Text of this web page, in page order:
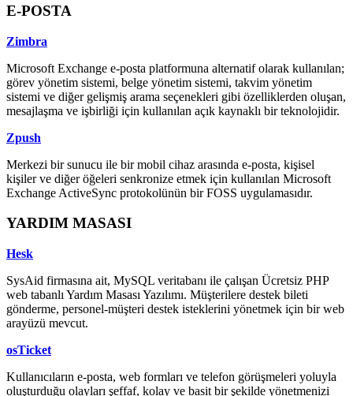
E-POSTA
Zimbra
Microsoft Exchange e-posta platformuna alternatif olarak kullanılan;
görev yönetim sistemi, belge yönetim sistemi, takvim yönetim
sistemi ve diğer gelişmiş arama seçenekleri gibi özelliklerden oluşan,
mesajlaşma ve işbirliği için kullanılan açık kaynaklı bir teknolojidir.
Zpush
Merkezi bir sunucu ile bir mobil cihaz arasında e-posta, kişisel
kişiler ve diğer öğeleri senkronize etmek için kullanılan Microsoft
Exchange ActiveSync protokolünün bir FOSS uygulamasıdır.
YARDIM MASASI
Hesk
SysAid firmasına ait, MySQL veritabanı ile çalışan Ücretsiz PHP
web tabanlı Yardım Masası Yazılımı. Müşterilere destek bileti
gönderme, personel-müşteri destek isteklerini yönetmek için bir web
arayüzü mevcut.
osTicket
Kullanıcıların e-posta, web formları ve telefon görüşmeleri yoluyla
oluşturduğu olayları şeffaf, kolay ve basit bir şekilde yönetmenizi